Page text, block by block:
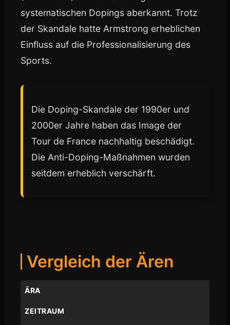
systematischen Dopings aberkannt. Trotz
der Skandale hatte Armstrong erheblichen
Einfluss auf die Professionalisierung des
Sports.
Die Doping-Skandale der 1990er und
2000er Jahre haben das Image der
Tour de France nachhaltig beschädigt.
Die Anti-Doping-Maßnahmen wurden
seitdem erheblich verschärft.
Vergleich der Ären
ÄRA
ZEITRAUM